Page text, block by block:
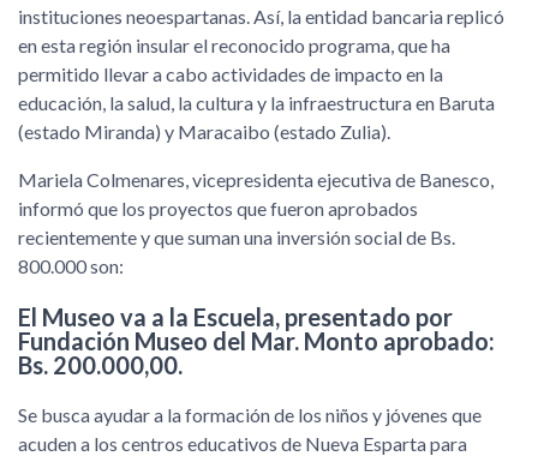
instituciones neoespartanas. Así, la entidad bancaria replicó
en esta región insular el reconocido programa, que ha
permitido llevar a cabo actividades de impacto en la
educación, la salud, la cultura y la infraestructura en Baruta
(estado Miranda) y Maracaibo (estado Zulia).
Mariela Colmenares, vicepresidenta ejecutiva de Banesco,
informó que los proyectos que fueron aprobados
recientemente y que suman una inversión social de Bs.
800.000 son:
El Museo va a la Escuela, presentado por
Fundación Museo del Mar. Monto aprobado:
Bs. 200.000,00.
Se busca ayudar a la formación de los niños y jóvenes que
acuden a los centros educativos de Nueva Esparta para